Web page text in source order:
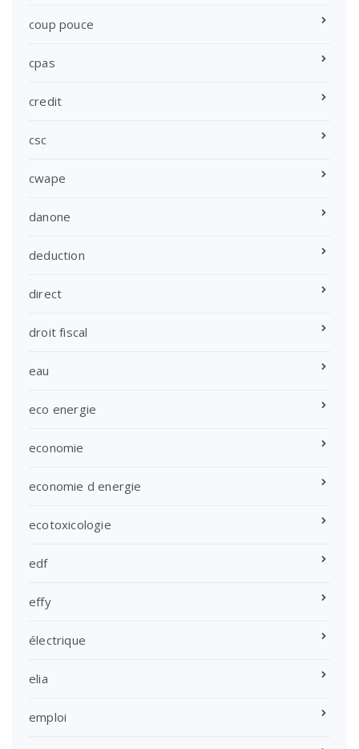
coup pouce
cpas
credit
csc
cwape
danone
deduction
direct
droit fiscal
eau
eco energie
economie
economie d energie
ecotoxicologie
edf
effy
électrique
elia
emploi